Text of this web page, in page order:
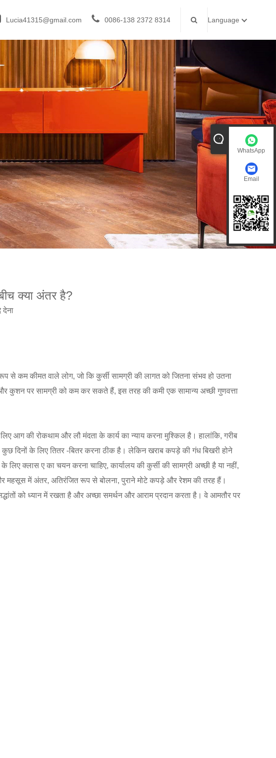
Lucia41315@gmail.com 0086-138 2372 8314 Language
क्या अंतर है?
से कम कीमत वाले लोग, जो कि कुर्सी सामग्री की लागत को जितना संभव हो उतना
पर सामग्री को कम कर सकते हैं, इस तरह की कमी एक सामान्य अच्छी गुणवत्ता
आग की रोकथाम और लौ मंदता के कार्य का न्याय करना मुश्किल है। हालांकि, गरीब
दिनों के लिए तितर -बितर करना ठीक है। लेकिन खराब कपड़े की गंध बिखरी होने
क्लास ए का चयन करना चाहिए, कार्यालय की कुर्सी की सामग्री अच्छी है या नहीं,
महसूस में अंतर, अतिरंजित रूप से बोलना, पुराने मोटे कपड़े और रेशम की तरह हैं।
को ध्यान में रखता है और अच्छा समर्थन और आराम प्रदान करता है। वे आमतौर पर
WhatsApp
Email